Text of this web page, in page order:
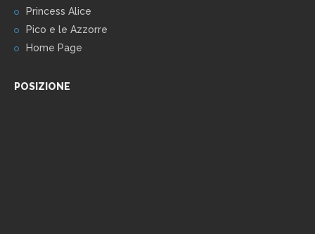
Princess Alice
Pico e le Azzorre
Home Page
POSIZIONE